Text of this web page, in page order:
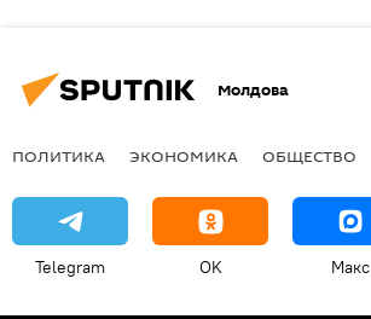
Молдова
ПОЛИТИКА ЭКОНОМИКА ОБЩЕСТВО
Telegram OK Макс